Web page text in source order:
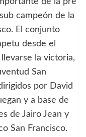
campeón de la
El conjunto
desde el
la victoria,
San
por David
y a base de
de Jairo Jean y
San Francisco.